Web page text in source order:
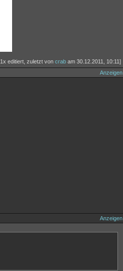
editiert, zuletzt von crabam 30.12.2011, 10:11]
Anzeigen
Anzeigen